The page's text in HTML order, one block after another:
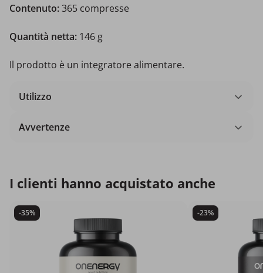
Contenuto:365 compresse
Quantità netta: 146 g
Il prodotto è un integratore alimentare.
Utilizzo
Avvertenze
I clienti hanno acquistato anche
-35% -23%